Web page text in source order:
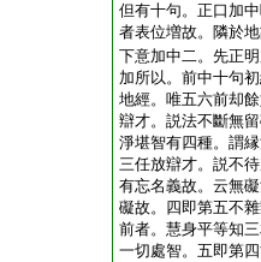
但有十句。正口加
者表位増故。隣於
下意加中二。先正
加所以。前中十句
地經。唯五六前却
辯才。説法不斷無
淨堪智有四種。謂
三任放辯才。説不
有忘名義故。云無
礙故。四即第五不
前者。慧身平等知
一切處智。五即第